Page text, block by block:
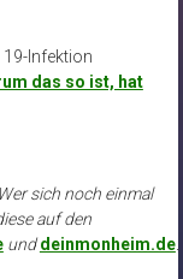
19-Infektion
das so ist, hat
Wer sich noch einmal
auf den
unddeinmonheim.de.